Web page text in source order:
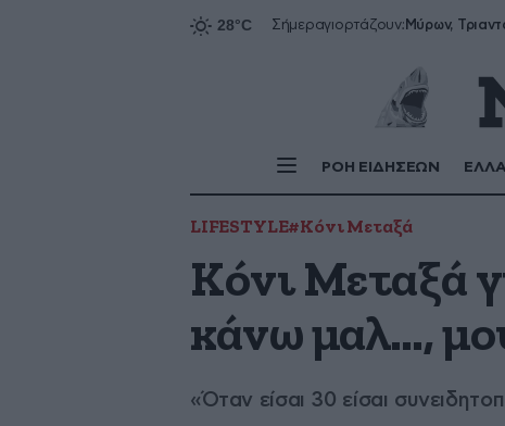
Σήμεραγιορτάζουν:
ΡΟΗ ΕΙΔΗΣΕΩΝ
LIFESTYLE#Κόνι Μεταξά
Κόνι Μεταξά
κάνω μαλ…,
«Όταν είσαι 30 είσαι